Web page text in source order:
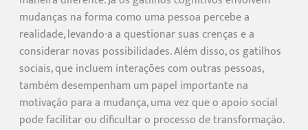
mudanças na forma como uma pessoa percebe a
realidade, levando-a a questionar suas crenças e a
considerar novas possibilidades. Além disso, os gatilhos
sociais, que incluem interações com outras pessoas,
também desempenham um papel importante na
motivação para a mudança, uma vez que o apoio social
pode facilitar ou dificultar o processo de transformação.